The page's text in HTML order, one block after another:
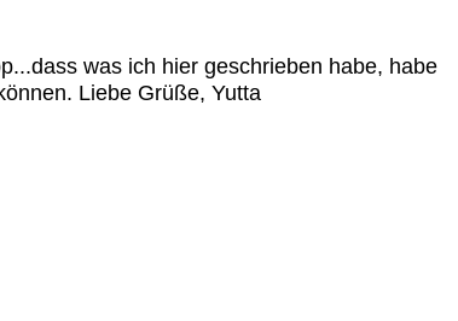
was ich hier geschrieben habe, habe
Liebe Grüße, Yutta